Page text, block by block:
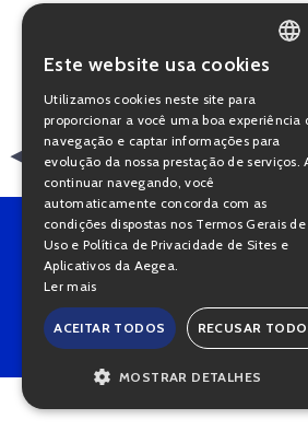
voltar
Copyright © 2022 • Todos os
Este website usa cookies
Utilizamos cookies neste site para
proporcionar a você uma boa experiência
navegação e captar informações para
evolução da nossa prestação de serviços.
continuar navegando, você
automaticamente concorda com as
condições dispostas nos Termos Gerais de
Uso e Política de Privacidade de Sites e
Aplicativos da Aegea.
Ler mais
ACEITAR TODOS RECUSAR
MOSTRAR DETALHES